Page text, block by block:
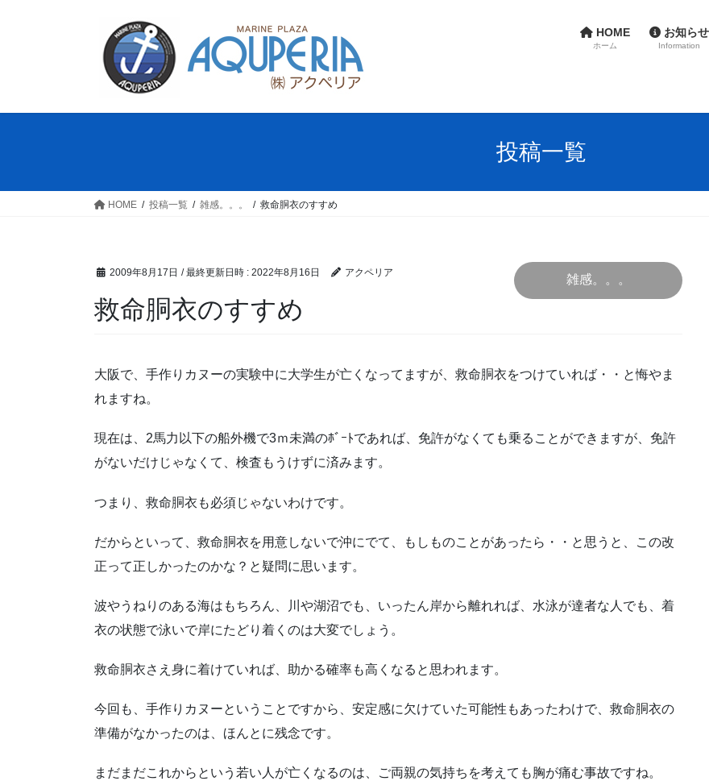
HOME
ホーム
お知らせ
Information
投稿一覧
HOME 投稿一覧 雑感。。。 救命胴衣のすすめ
2009年8月17日 / 最終更新日時 : 2022年8月16日 アクペリア 雑感。。。
救命胴衣のすすめ
大阪で、手作りカヌーの実験中に大学生が亡くなってますが、救命胴衣をつけていれば・・と悔やま
れますね。
現在は、2馬力以下の船外機で3ｍ未満のﾎﾞｰﾄであれば、免許がなくても乗ることができますが、免許
がないだけじゃなくて、検査もうけずに済みます。
つまり、救命胴衣も必須じゃないわけです。
だからといって、救命胴衣を用意しないで沖にでて、もしものことがあったら・・と思うと、この改
正って正しかったのかな？と疑問に思います。
波やうねりのある海はもちろん、川や湖沼でも、いったん岸から離れれば、水泳が達者な人でも、着
衣の状態で泳いで岸にたどり着くのは大変でしょう。
救命胴衣さえ身に着けていれば、助かる確率も高くなると思われます。
今回も、手作りカヌーということですから、安定感に欠けていた可能性もあったわけで、救命胴衣の
準備がなかったのは、ほんとに残念です。
まだまだこれからという若い人が亡くなるのは、ご両親の気持ちを考えても胸が痛む事故ですね。